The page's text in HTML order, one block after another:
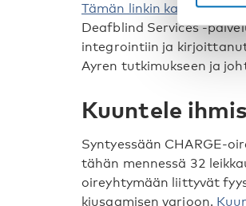
Tämän linkin kautta
Deafblind Services -
integrointiin ja
Ayren tutkimukseen ja
Kuuntele
Syntyessään CHARGE-
tähän mennessä 32
oireyhtymään liittyvät
kiusaamisen varjoon.